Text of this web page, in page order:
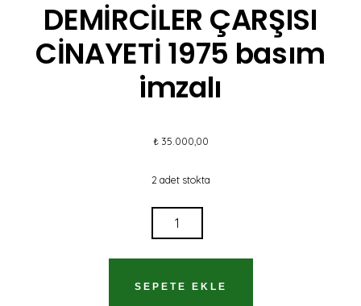
DEMİRCİLER ÇARŞISI
CİNAYETİ 1975 basım
imzalı
₺35.000,00
2 adet stokta
SEPETE EKLE